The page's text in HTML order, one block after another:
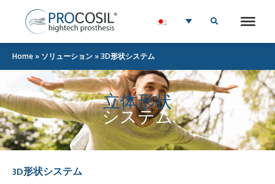
Home » ソリューション »3D形状システム
立体形状
システム
3D形状システム